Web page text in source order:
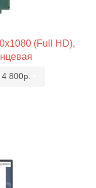
(Full HD),
4 800р.